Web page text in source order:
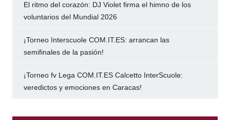
El ritmo del corazón: DJ Violet firma el himno de los
voluntarios del Mundial 2026
¡Torneo Interscuole COM.IT.ES: arrancan las
semifinales de la pasión!
¡Torneo fv Lega COM.IT.ES Calcetto InterScuole:
veredictos y emociones en Caracas!